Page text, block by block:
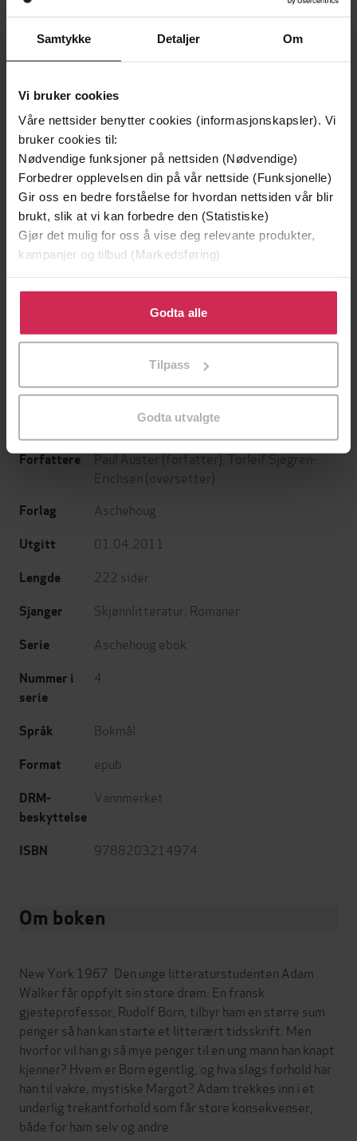
Samtykke Detaljer Om
Vi bruker cookies
Våre nettsider benytter cookies (informasjonskapsler). Vi
bruker cookies til:
Nødvendige funksjoner på nettsiden (Nødvendige)
Forbedrer opplevelsen din på vår nettside (Funksjonelle)
Gir oss en bedre forståelse for hvordan nettsiden vår blir
brukt, slik at vi kan forbedre den (Statistiske)
Gjør det mulig for oss å vise deg relevante produkter,
kampanjer og tilbud (Markedsføring)
Klikk på «Godta alle» for å gi oss ditt samtykke til å
bruke cookies for alle disse formålene. Du kan også
tilpasse ditt samtykke til spesifikke formål ved å klikke
Godta alle
Tilpass
Godta utvalgte
Andre har også kjøpt
Jenta som ble igjen
Tante Ulrikkes vei
Forfattere Paul Auster(forfatter),Torleif Sjøgren-
Erichsen (oversetter)
Forlag Aschehoug
Utgitt 01.04.2011
Lengde 222 sider
Sjanger Skjønnlitteratur Romaner
Serie Aschehoug ebok
Nummer i
serie
4
Språk Bokmål
Format epub
DRM-
beskyttelse
Vannmerket
ISBN 9788203214974
Om boken
New York 1967. Den unge litteraturstudenten Adam
Walker får oppfylt sin store drøm: En fransk
gjesteprofessor, Rudolf Born, tilbyr ham en større sum
penger så han kan starte et litterært tidsskrift. Men
hvorfor vil han gi så mye penger til en ung mann han knapt
kjenner? Hvem er Born egentlig, og hva slags forhold har
han til vakre, mystiske Margot? Adam trekkes inn i et
underlig trekantforhold som får store konsekvenser,
både for ham selv og andre.